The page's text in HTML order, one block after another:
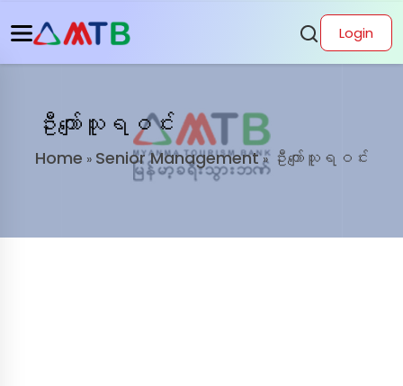
Login
ဦးကျော်သူရဝင်း
Home » Senior Management» ဦးကျော်သူရဝင်း